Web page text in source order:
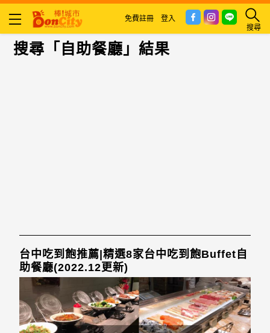
搜尋
免費註冊 登入
搜尋「自助餐廳」結果
台中吃到飽推薦|精選8家台中吃到飽Buffet自
助餐廳(2022.12更新)